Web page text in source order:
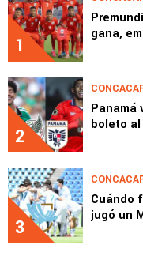
1
gana,
2
Panamá
boleto
3
Cuándo
jugó un